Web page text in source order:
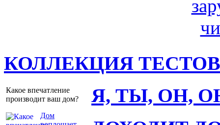
КОЛЛЕКЦИЯ ТЕСТОВ
Какое впечатление
производит ваш дом?
Дом
Я, ТЫ, ОН,